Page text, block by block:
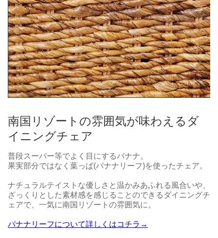
南国リゾートの雰囲気が味わえるダ
イニングチェア
普段スーパー等でよく目にするバナナ。
果実部分ではなく葉っぱ(バナナリーフ)を使ったチェア。
ナチュラルテイストな優しさと温かみあふれる風合いや、
ざっくりとした素材感を感じることのできるダイニングチ
ェアで、一気に南国リゾートの雰囲気に。
バナナリーフについて詳しくはコチラ→